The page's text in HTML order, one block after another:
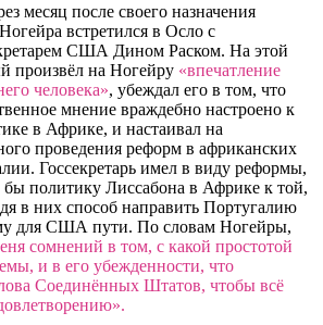
месяц после своего назначения
встретился в Осло с
США Дином Раском. На этой
произвёл на Ногейру «впечатление
человека», убеждал его в том, что
мнение враждебно настроено к
в Африке, и настаивал на
проведения реформ в африканских
Госсекретарь имел в виду реформы,
политику Лиссабона в Африке к той,
в них способ направить Португалию
для США пути. По словам Ногейры,
сомнений в том, с какой простотой
и в его убежденности, что
Соединённых Штатов, чтобы всё